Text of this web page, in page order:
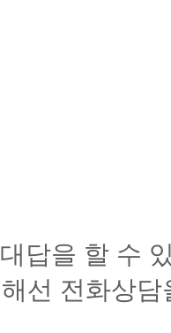
답을 할 수
선 전화상